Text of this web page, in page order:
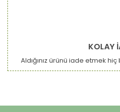
KOLAY
Aldığınız ürünü iade etmek